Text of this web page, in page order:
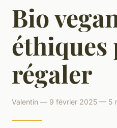
Bio
éthiques
régaler
Valentin — 9 février 2025 — 5